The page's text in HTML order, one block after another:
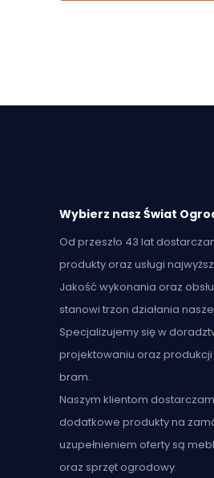
Wybierz nasz Świat
Od przeszło 43 lat
produkty oraz usługi
Jakość wykonania oraz
stanowi trzon działania
Specjalizujemy się w
projektowaniu oraz
bram.
Naszym klientom
dodatkowe produkty na
uzupełnieniem oferty są
oraz sprzęt ogrodowy.